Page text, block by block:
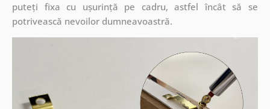
puteți fixa cu ușurință pe cadru, astfel încât să se
potrivească nevoilor dumneavoastră.